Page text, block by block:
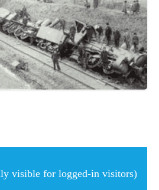
visible for logged-in visitors)
STIRI